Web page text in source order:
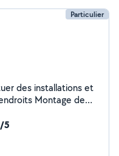
Particulier
de
5